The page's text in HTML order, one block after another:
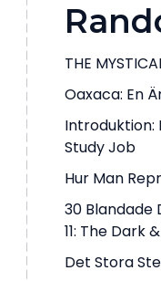
THE
Oaxaca: En
Introduktion:
Study Job
Hur Man
30 Blandade
11: The Dark
Det Stora